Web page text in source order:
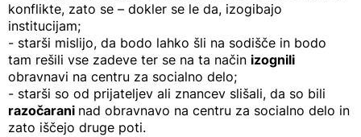
konflikte, zato se – dokler se le da, izogibajo
institucijam;
- starši mislijo, da bodo lahko šli na sodišče in bodo
tam rešili vse zadeve ter se na ta način izognili
obravnavi na centru za socialno delo;
- starši so od prijateljev ali znancev slišali, da so bili
razočarani nad obravnavo na centru za socialno delo in
zato iščejo druge poti.